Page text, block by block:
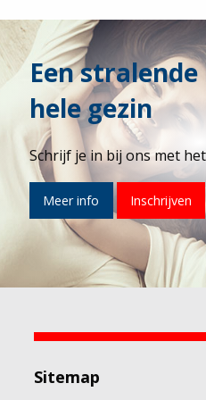
Een
hele gezin
Schrijf je in bij ons met
Meer info Inschrijven
Sitemap